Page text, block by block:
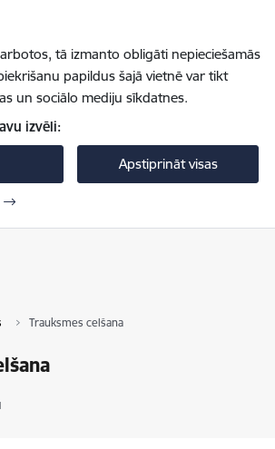
tā izmanto obligāti nepieciešamās
papildus šajā vietnē var tikt
un sociālo mediju sīkdatnes.
izvēli:
Apstiprināt visas
Trauksmes celšana